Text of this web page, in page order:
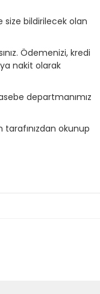
size bildirilecek olan
Ödemenizi, kredi
nakit olarak
departmanımız
tarafınızdan okunup